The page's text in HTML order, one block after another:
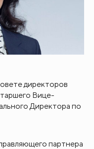
директоров
Вице-
Директора по
партнера